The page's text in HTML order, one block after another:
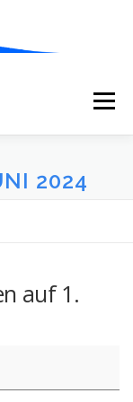
Menü
2024
auf 1.